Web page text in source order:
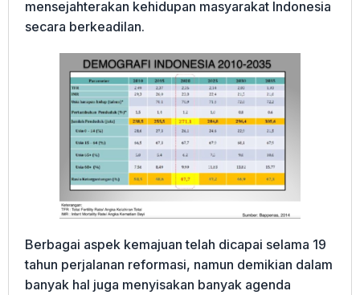
mensejahterakan kehidupan masyarakat Indonesia
secara berkeadilan.
Berbagai aspek kemajuan telah dicapai selama 19
tahun perjalanan reformasi, namun demikian dalam
banyak hal juga menyisakan banyak agenda